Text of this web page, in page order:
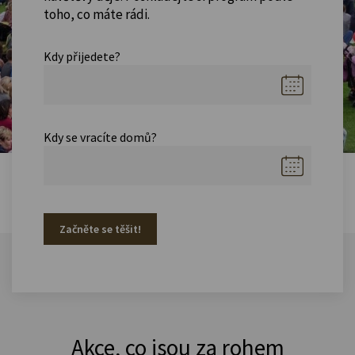
toho, co máte rádi.
Kdy přijedete?
Kdy se vracíte domů?
Začněte se těšit!
Akce, co jsou za rohem